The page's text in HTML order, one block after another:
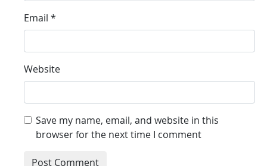
Email *
Website
Save my name, email, and website in this
browser for the next time I comment